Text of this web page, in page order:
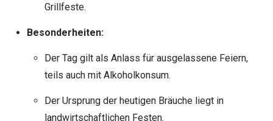
Grillfeste.
Besonderheiten:
Der Tag gilt als Anlass für ausgelassene Feiern,
teils auch mit Alkoholkonsum.
Der Ursprung der heutigen Bräuche liegt in
landwirtschaftlichen Festen.